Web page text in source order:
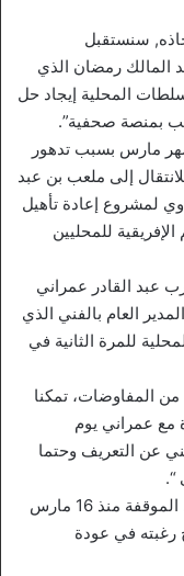
سنستقبل
المالك رمضان الذي
السلطات المحلية إيجاد حل
بمنصة صحفية”.
شهيد حملاوي في 11 من شهر مارس بسبب تدهور
إلى ملعب بن عبد
لمشروع إعادة تأهيل
للمحليين
عبد القادر عمراني
العام بالفني الذي
للمرة الثانية في
المفاوضات، تمكنا
مع عمراني يوم
عن التعريف وحتما
“.
وفيما يتعلق بالاستئناف المحتمل للمنافسة، الموقفة منذ 16 مارس
رغبته في عودة